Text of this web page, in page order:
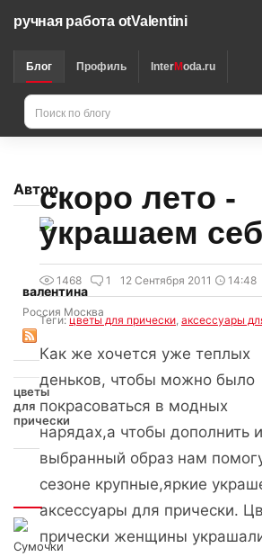
ручная работа otValentini
Блог Профиль InterModa.ru
Автор
валентина
Россия Москва
цветы
для
прически
Интересно
Сумочки
скоро лето -
украшаем
1468 1 12 Сентября 2011 14:48
Теги:цветы для прически,аксессуары
Как же хочется уже теплых
деньков, чтобы можно было
покрасоваться в модных
нарядах,а чтобы дополнить
выбранный образ нам
сезоне крупные,яркие
аксессуары для прически.
прически женщины